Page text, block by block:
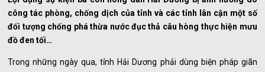
công tác phòng, chống dịch của tỉnh và các tỉnh lân cận một số
đối tượng chống phá thừa nước đục thả câu hòng thực hiện mưu
đồ đen tối…
Trong những ngày qua, tỉnh Hải Dương phải dùng biện pháp giãn